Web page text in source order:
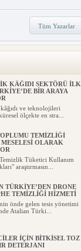
Tüm Yazarlar
YENİ
YAKLAŞIMI: FOCUS4
ulaşmalarını kol...
KÂĞIDI SEKTÖRÜ İLK
BİR ARAYA
ve teknolojileri
ölçekte en stra...
TEMİZLİĞİ
OLARAK
Tüketici Kullanım
araştırmasın...
TÜRKİYE’DEN DRONE
TEMİZLİĞİ HİZMETİ
önde gelen tesis yönetimi
Atalian Türki...
İÇİN BİTKİSEL TOZ
DETERJANI